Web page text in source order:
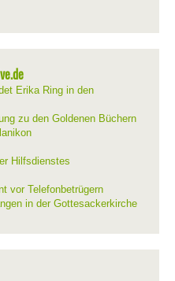
Erika Ring in den
zu den Goldenen Büchern
Hilfsdienstes
vor Telefonbetrügern
in der Gottesackerkirche